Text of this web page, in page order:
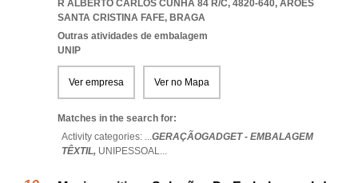
R ALBERTO CARLOS CUNHA 84 R/C, 4820-640, AROES
SANTA CRISTINA FAFE, BRAGA
Outras atividades de embalagem
UNIP
Ver empresa Ver no Mapa
Matches in the search for:
Activity categories: ...GERAÇÃOGADGET - EMBALAGEM
TÊXTIL, UNIPESSOAL...